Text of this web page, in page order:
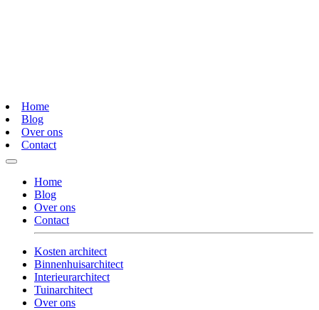
Home
Blog
Over ons
Contact
Home
Blog
Over ons
Contact
Kosten architect
Binnenhuisarchitect
Interieurarchitect
Tuinarchitect
Over ons